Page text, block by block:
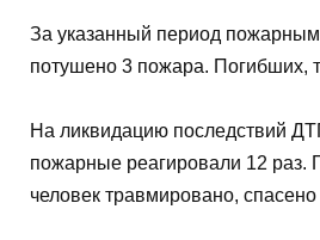
За указанный период
потушено 3 пожара. Погибших,
На ликвидацию последствий
пожарные реагировали 12 раз.
человек травмировано,